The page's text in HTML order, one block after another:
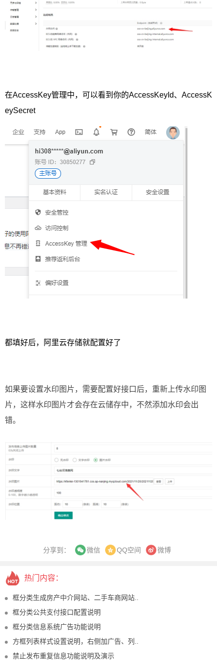
在AccessKey管理中，可以看到你的AccessKeyId、AccessK
eySecret
都填好后，阿里云存储就配置好了
如果要设置水印图片，需要配置好接口后，重新上传水印图
片，这样水印图片才会存在云储存中，不然添加水印会出
错。
分享到： 微信 QQ空间 微博
热门内容：
框分类生成房产中介网站、二手车商网站..
框分类公共支付接口配置说明
框分类信息系统广告功能说明
方框列表样式设置说明，右侧加广告、列..
禁止发布重复信息功能说明及演示